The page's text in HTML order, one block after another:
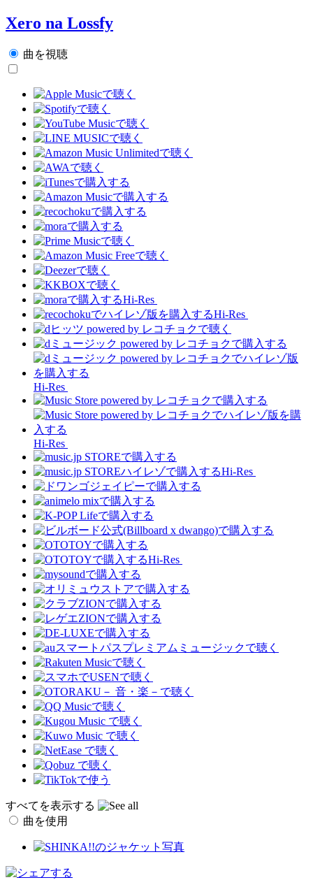
Xero na Lossfy
曲を視聴
Hi-Res
Hi-Res
Hi-Res
Hi-Res
Hi-Res
Hi-Res
すべてを表示する
曲を使用